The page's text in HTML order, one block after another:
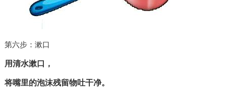
第六步：漱口
用清水漱口，
将嘴里的泡沫残留物吐干净。